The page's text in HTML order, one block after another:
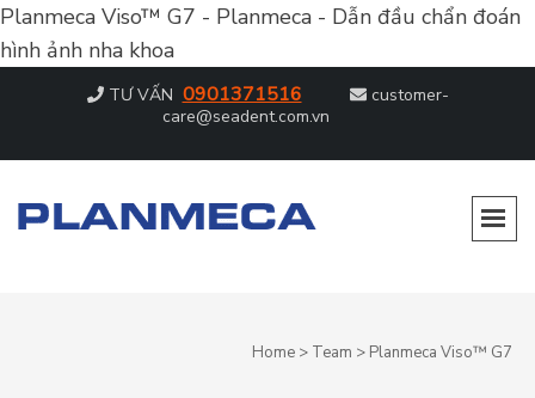
Planmeca Viso™ G7 - Planmeca - Dẫn đầu chẩn đoán
hình ảnh nha khoa
TƯ VẤN 0901371516
customer-
care@seadent.com.vn
Home > Team > Planmeca Viso™ G7